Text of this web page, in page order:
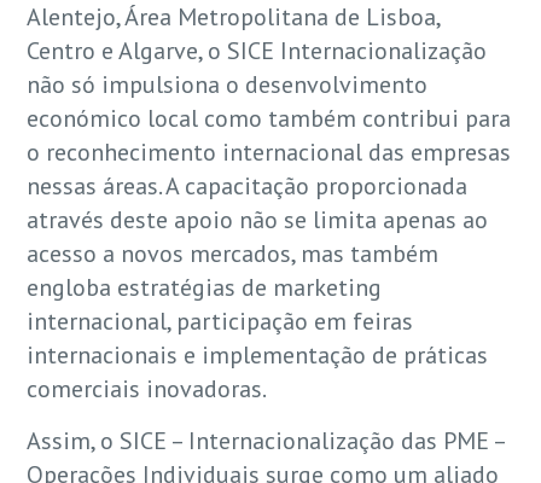
Alentejo, Área Metropolitana de Lisboa,
Centro e Algarve, o SICE Internacionalização
não só impulsiona o desenvolvimento
económico local como também contribui para
o reconhecimento internacional das empresas
nessas áreas. A capacitação proporcionada
através deste apoio não se limita apenas ao
acesso a novos mercados, mas também
engloba estratégias de marketing
internacional, participação em feiras
internacionais e implementação de práticas
comerciais inovadoras.
Assim, o SICE – Internacionalização das PME –
Operações Individuais surge como um aliado